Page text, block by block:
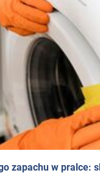
zapachu w pralce: